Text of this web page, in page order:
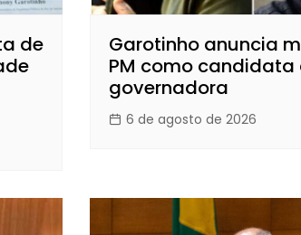
de
Garotinho anuncia
PM como candidata
governadora
6 de agosto de 2026